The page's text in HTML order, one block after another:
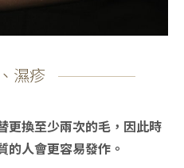
濕疹
更換至少兩次的毛，因此時
的人會更容易發作。